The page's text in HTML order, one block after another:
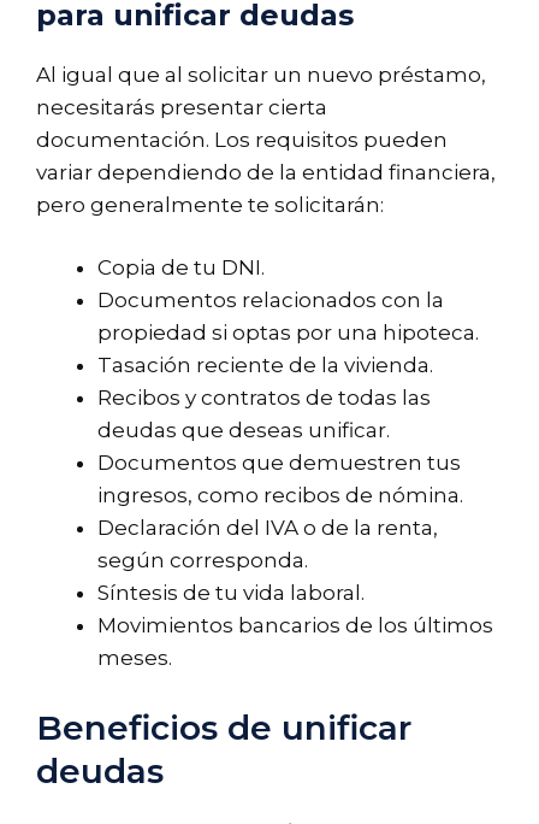
para unificar deudas
Al igual que al solicitar un nuevo préstamo,
necesitarás presentar cierta
documentación. Los requisitos pueden
variar dependiendo de la entidad financiera,
pero generalmente te solicitarán:
Copia de tu DNI.
Documentos relacionados con la
propiedad si optas por una hipoteca.
Tasación reciente de la vivienda.
Recibos y contratos de todas las
deudas que deseas unificar.
Documentos que demuestren tus
ingresos, como recibos de nómina.
Declaración del IVA o de la renta,
según corresponda.
Síntesis de tu vida laboral.
Movimientos bancarios de los últimos
meses.
Beneficios de unificar
deudas